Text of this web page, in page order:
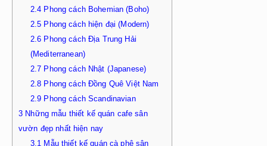
2.4 Phong cách Bohemian (Boho)
2.5 Phong cách hiện đại (Modern)
2.6 Phong cách Địa Trung Hải
(Mediterranean)
2.7 Phong cách Nhật (Japanese)
2.8 Phong cách Đồng Quê Việt Nam
2.9 Phong cách Scandinavian
3 Những mẫu thiết kế quán cafe sân
vườn đẹp nhất hiện nay
3.1 Mẫu thiết kế quán cà phê sân